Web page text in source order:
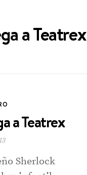
a Teatrex
a Teatrex
Sherlock